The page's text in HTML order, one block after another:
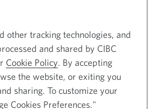
Impériale de Commerce ©
other tracking technologies, and
and shared by CIBC
Cookie Policy. By accepting
the website, or exiting you
sharing. To customize your
Cookies Preferences."